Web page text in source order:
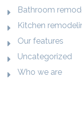
Bathroom
Kitchen
Our features
Uncategorized
Who we are